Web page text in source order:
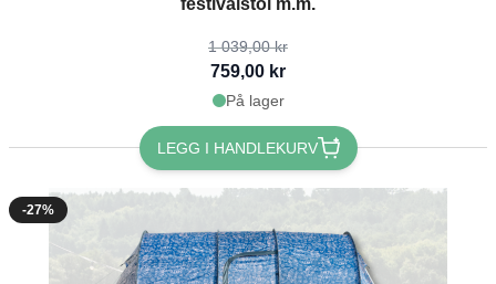
1 039,00 kr
759,00 kr
På lager
LEGG I HANDLEKURV
-27%